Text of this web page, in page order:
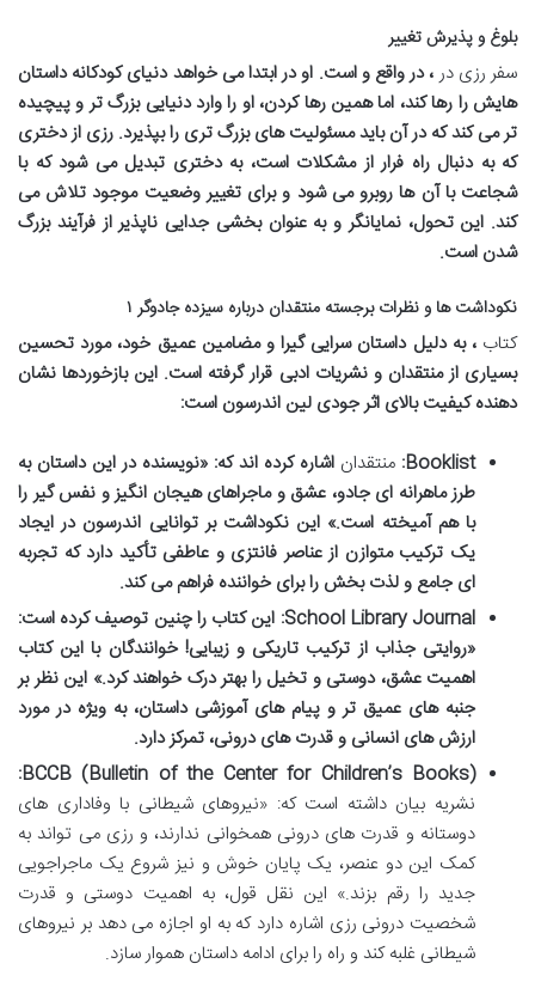
بلوغ و پذیرش تغییر
سفر رزی در، در واقعواست. او در ابتدا می خواهد دنیای کودکانه داستان
هایش را رها کند، اما همین رها کردن، او را وارد دنیایی بزرگ تر و پیچیده
تر می کند که در آن باید مسئولیت های بزرگ تری را بپذیرد. رزی از دختری
که به دنبال راه فرار از مشکلات است، به دختری تبدیل می شود که با
شجاعت با آن ها روبرو می شود و برای تغییر وضعیت موجود تلاش می
کند. این تحول، نمایانگر وبه عنوان بخشی جدایی ناپذیر از فرآیند بزرگ
شدن است.
نکوداشت ها و نظرات برجسته منتقدان درباره سیزده جادوگر ۱
کتاب، به دلیل داستان سرایی گیرا و مضامین عمیق خود، مورد تحسین
بسیاری از منتقدان و نشریات ادبی قرار گرفته است. این بازخوردها نشان
دهنده کیفیت بالای اثر جودی لین اندرسون است:
Booklist: منتقدان اشاره کرده اند که: «نویسنده در این داستان به
طرز ماهرانه ای جادو، عشق و ماجراهای هیجان انگیز و نفس گیر را
با هم آمیخته است.» این نکوداشت بر توانایی اندرسون در ایجاد
یک ترکیب متوازن از عناصر فانتزی و عاطفی تأکید دارد که تجربه
ای جامع و لذت بخش را برای خواننده فراهم می کند.
School Library Journal: این کتاب را چنین توصیف کرده است:
«روایتی جذاب از ترکیب تاریکی و زیبایی! خوانندگان با این کتاب
اهمیت عشق، دوستی و تخیل را بهتر درک خواهند کرد.» این نظر بر
جنبه های عمیق تر و پیام های آموزشی داستان، به ویژه در مورد
ارزش های انسانی و قدرت های درونی، تمرکز دارد.
BCCB (Bulletin of the Center for Children’s Books):
نشریه بیان داشته است که: «نیروهای شیطانی با وفاداری های
دوستانه و قدرت های درونی همخوانی ندارند، و رزی می تواند به
کمک این دو عنصر، یک پایان خوش و نیز شروع یک ماجراجویی
جدید را رقم بزند.» این نقل قول، به اهمیت دوستی و قدرت
شخصیت درونی رزی اشاره دارد که به او اجازه می دهد بر نیروهای
شیطانی غلبه کند و راه را برای ادامه داستان هموار سازد.